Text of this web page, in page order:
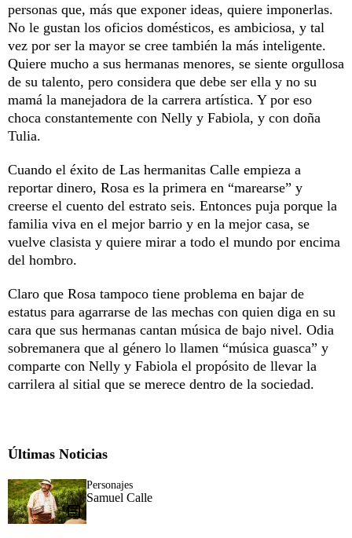
personas que, más que exponer ideas, quiere imponerlas.
No le gustan los oficios domésticos, es ambiciosa, y tal
vez por ser la mayor se cree también la más inteligente.
Quiere mucho a sus hermanas menores, se siente orgullosa
de su talento, pero considera que debe ser ella y no su
mamá la manejadora de la carrera artística. Y por eso
choca constantemente con Nelly y Fabiola, y con doña
Tulia.
Cuando el éxito de Las hermanitas Calle empieza a
reportar dinero, Rosa es la primera en “marearse” y
creerse el cuento del estrato seis. Entonces puja porque la
familia viva en el mejor barrio y en la mejor casa, se
vuelve clasista y quiere mirar a todo el mundo por encima
del hombro.
Claro que Rosa tampoco tiene problema en bajar de
estatus para agarrarse de las mechas con quien diga en su
cara que sus hermanas cantan música de bajo nivel. Odia
sobremanera que al género lo llamen “música guasca” y
comparte con Nelly y Fabiola el propósito de llevar la
carrilera al sitial que se merece dentro de la sociedad.
Últimas Noticias
Personajes
Samuel Calle